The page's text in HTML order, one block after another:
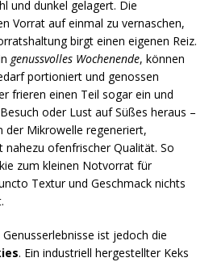
und dunkel gelagert. Die
Vorrat auf einmal zu vernaschen,
birgt einen eigenen Reiz.
genussvolles Wochenende, können
portioniert und genossen
frieren einen Teil sogar ein und
oder Lust auf Süßes heraus –
der Mikrowelle regeneriert,
ofenfrischer Qualität. So
zum kleinen Notvorrat für
Textur und Geschmack nichts
ist jedoch die
. Ein industriell hergestellter Keks